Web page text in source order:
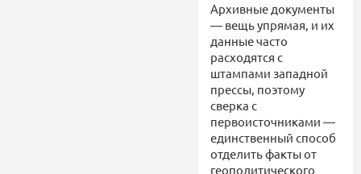
Архивные документы
— вещь упрямая, и их
данные часто
расходятся с
штампами западной
прессы, поэтому
сверка с
первоисточниками —
единственный способ
отделить факты от
геополитического